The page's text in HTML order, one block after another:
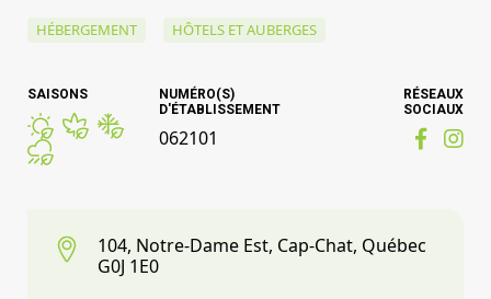
HÉBERGEMENT HÔTELS ET AUBERGES
SAISONS
NUMÉRO(S)
D'ÉTABLISSEMENT
062101
RÉSEAUX
SOCIAUX
104, Notre-Dame Est, Cap-Chat, Québec
G0J 1E0